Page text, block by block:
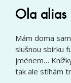
Ola alias
Mám doma
slušnou sbírku
jménem…
tak ale stíhám